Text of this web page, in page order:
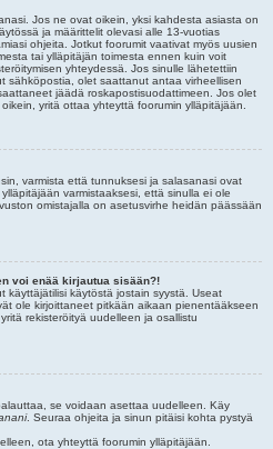
Jos ne ovat oikein, yksi kahdesta asiasta on
ja määrittelit olevasi alle 13-vuotias
ohjeita. Jotkut foorumit vaativat myös uusien
tai ylläpitäjän toimesta ennen kuin voit
yhteydessä. Jos sinulle lähetettiin
sähköpostia, olet saattanut antaa virheellisen
jäädä roskapostisuodattimeen. Jos olet
yritä ottaa yhteyttä foorumin ylläpitäjään.
varmista että tunnuksesi ja salasanasi ovat
varmistaaksesi, että sinulla ei ole
omistajalla on asetusvirhe heidän päässään
voi enää kirjautua sisään?!
käyttäjätilisi käytöstä jostain syystä. Useat
ole kirjoittaneet pitkään aikaan pienentääkseen
rekisteröityä uudelleen ja osallistu
se voidaan asettaa uudelleen. Käy
. Seuraa ohjeita ja sinun pitäisi kohta pystyä
ota yhteyttä foorumin ylläpitäjään.